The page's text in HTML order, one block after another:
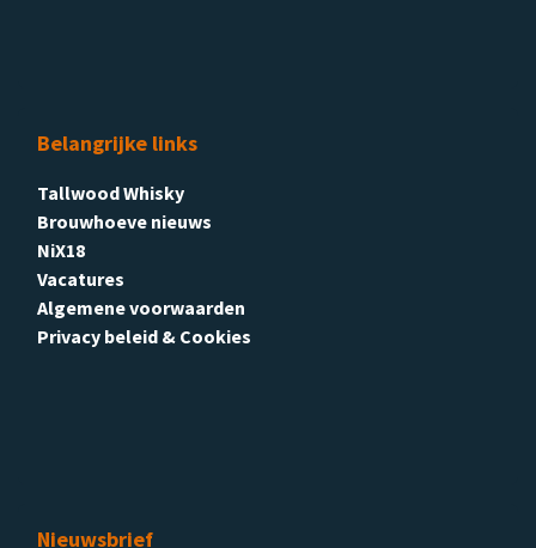
Belangrijke links
Tallwood Whisky
Brouwhoeve nieuws
NiX18
Vacatures
Algemene voorwaarden
Privacy beleid & Cookies
Nieuwsbrief